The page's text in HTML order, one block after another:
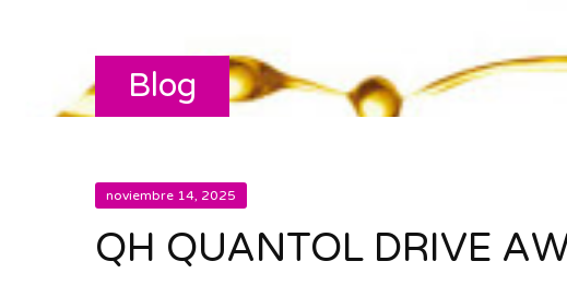
Blog
noviembre 14, 2025
QH QUANTOL DRIVE